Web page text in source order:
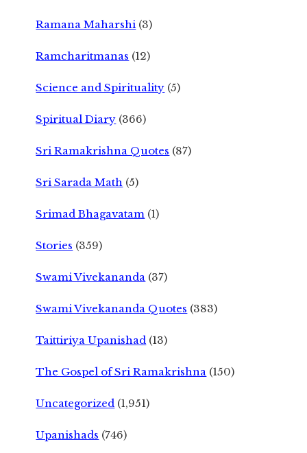
Ramana Maharshi (3)
Ramcharitmanas (12)
Science and Spirituality (5)
Spiritual Diary (366)
Sri Ramakrishna Quotes (87)
Sri Sarada Math (5)
Srimad Bhagavatam (1)
Stories (359)
Swami Vivekananda (37)
Swami Vivekananda Quotes (383)
Taittiriya Upanishad (13)
The Gospel of Sri Ramakrishna (150)
Uncategorized (1,951)
Upanishads (746)